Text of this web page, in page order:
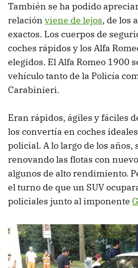
También se ha podido
relación viene de lejos, de los
exactos. Los cuerpos de
coches rápidos y los Alfa
elegidos. El Alfa Romeo 1900
vehículo tanto de la Policía
Carabinieri.
Eran rápidos, ágiles y fáciles
los convertía en coches
policial. A lo largo de los años,
renovando las flotas con
algunos de alto rendimiento.
el turno de que un SUV
policiales junto al imponente